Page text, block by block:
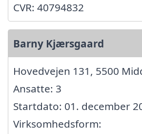
CVR: 40794832
Barny Kjærsgaard
Hovedvejen 131, 5500
Ansatte: 3
Startdato: 01. december
Virksomhedsform: